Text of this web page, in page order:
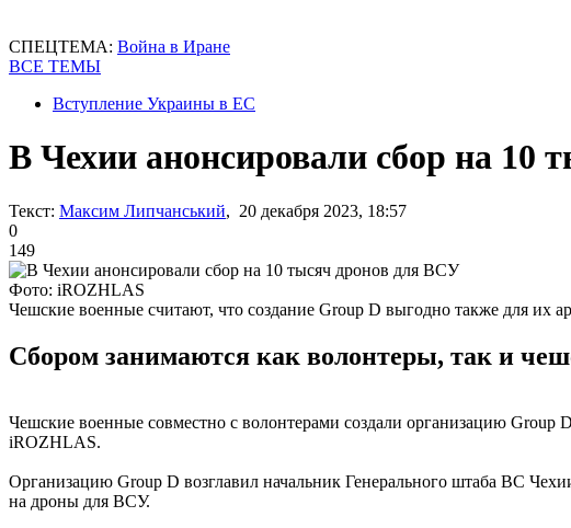
СПЕЦТЕМА: Война в Иране
ВСЕ ТЕМЫ
Вступление Украины в ЕС
В Чехии анонсировали сбор на 10
Текст: Максим Липчанський, 20 декабря 2023, 18:57
0
149
Фото: iROZHLAS
Чешские военные считают, что создание Group D выгодно также для их
Сбором занимаются как волонтеры, так и
Чешские военные совместно с волонтерами создали организацию Group
iROZHLAS.
Организацию Group D возглавил начальник Генерального штаба ВС
на дроны для ВСУ.